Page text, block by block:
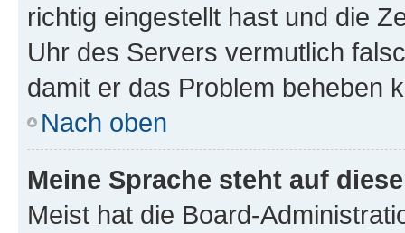
richtig eingestellt hast und die
Uhr des Servers vermutlich
damit er das Problem beheben
Nach oben
Meine Sprache steht auf
Meist hat die Board-